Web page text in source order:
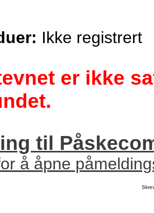
Ikke registrert
er ikke
til
å åpne